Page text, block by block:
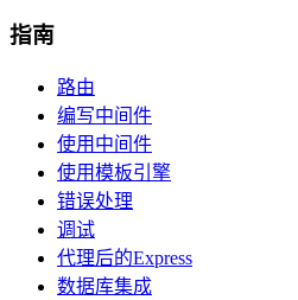
指南
路由
编写中间件
使用中间件
使用模板引擎
错误处理
调试
代理后的Express
数据库集成